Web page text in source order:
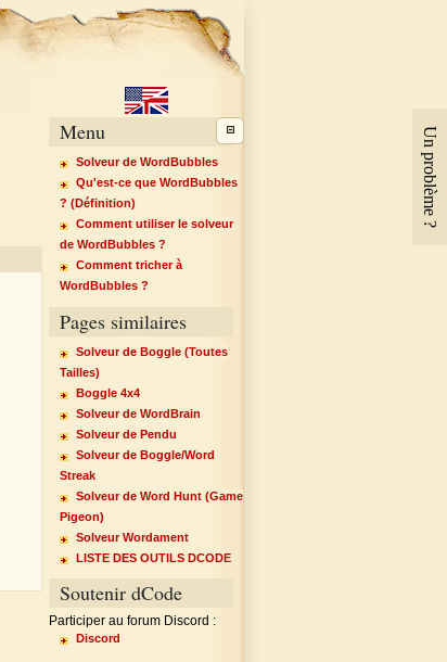
×↔
1 lettre par case
Menu
Solveur de WordBubbles
Qu'est-ce que WordBubbles
? (Définition)
Comment utiliser le solveur
de WordBubbles ?
Comment tricher à
WordBubbles ?
Pages similaires
Solveur de Boggle (Toutes
Tailles)
Boggle 4x4
Solveur de WordBrain
Solveur de Pendu
Solveur de Boggle/Word
Streak
Solveur de Word Hunt (Game
Pigeon)
Solveur Wordament
LISTE DES OUTILS DCODE
Soutenir dCode
Participer au forum Discord :
Discord
Un problème ?